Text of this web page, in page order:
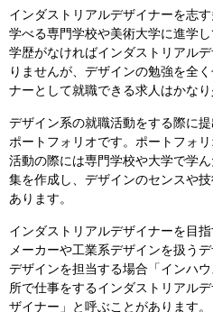
インダストリアルデザイナーを志
学べる専門学校や美術大学に進学
学歴がなければインダストリアル
りませんが、デザインの勉強を全
ナーとして就職できる求人はかなり
デザイン系の就職活動をする際に
ポートフォリオです。ポートフォ
活動の際には専門学校や大学で学
集を作成し、デザインのセンスや
あります。
インダストリアルデザイナーを目
メーカーや工業系デザインを扱う
デザインを担当する場合「インハ
所で仕事をするインダストリアル
ザイナー」と呼ぶことがあります。